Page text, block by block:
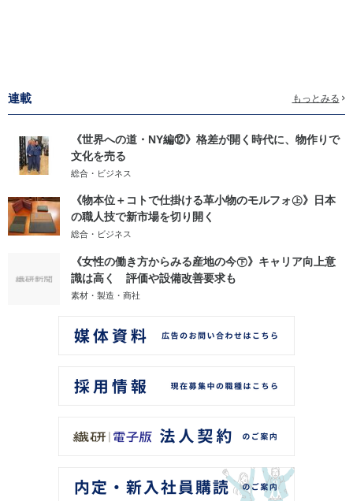
連載 もっとみる
《世界への道・NY編⑫》格差が開く時代に、物作りで
文化を売る
総合・ビジネス
《物本位＋コトで仕掛ける革小物のモルフォ㊤》日本
の職人技で新市場を切り開く
総合・ビジネス
《女性の働き方からみる産地の今㊦》キャリア向上意
識は高く 評価や設備改善要求も
素材・製造・商社